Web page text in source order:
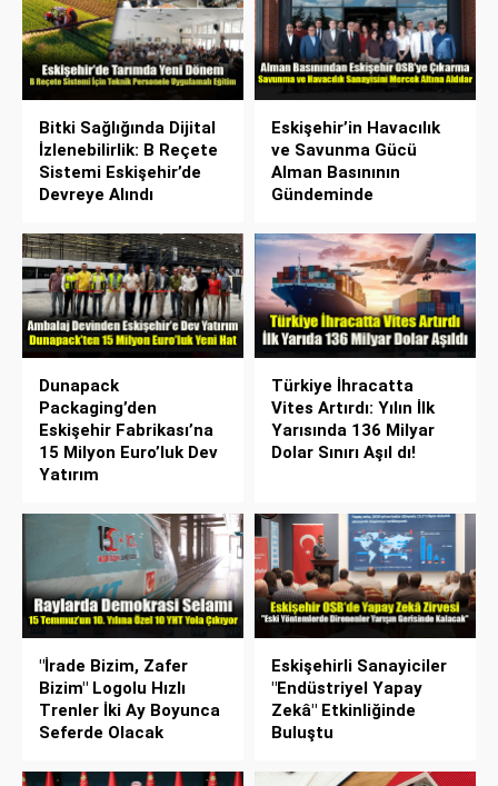
Bitki Sağlığında Dijital
İzlenebilirlik: B Reçete
Sistemi Eskişehir’de
Devreye Alındı
Eskişehir’in Havacılık
ve Savunma Gücü
Alman Basınının
Gündeminde
Dunapack
Packaging’den
Eskişehir Fabrikası’na
15 Milyon Euro’luk Dev
Yatırım
Türkiye İhracatta
Vites Artırdı: Yılın İlk
Yarısında 136 Milyar
Dolar Sınırı Aşıl dı!
"İrade Bizim, Zafer
Bizim" Logolu Hızlı
Trenler İki Ay Boyunca
Seferde Olacak
Eskişehirli Sanayiciler
"Endüstriyel Yapay
Zekâ" Etkinliğinde
Buluştu